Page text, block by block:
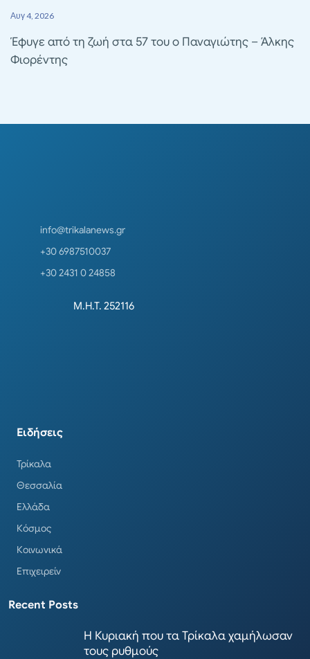
Αυγ 4, 2026
Έφυγε από τη ζωή στα 57 του ο Παναγιώτης – Άλκης
Φιορέντης
info@trikalanews.gr
+30 6987510037
+30 2431 0 24858
Μ.Η.Τ. 252116
Ειδήσεις
Τρίκαλα
Θεσσαλία
Ελλάδα
Κόσμος
Κοινωνικά
Επιχειρείν
Recent Posts
Η Κυριακή που τα Τρίκαλα χαμήλωσαν
τους ρυθμούς